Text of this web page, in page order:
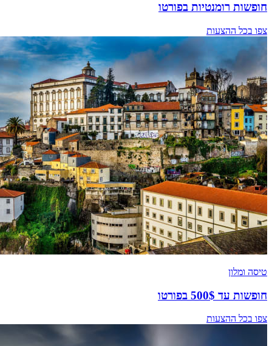
חופשות רומנטיות בפורטו
צפו בכל ההצעות
טיסה ומלון
חופשות עד 500$ בפורטו
צפו בכל ההצעות